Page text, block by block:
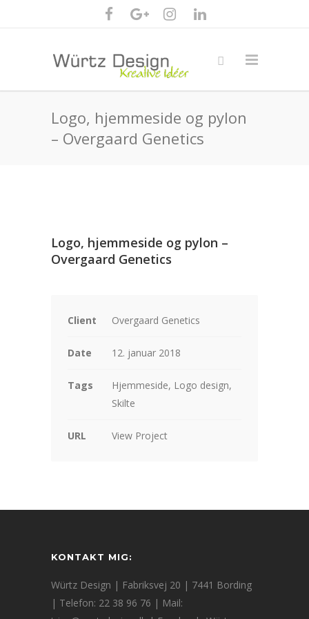
Logo, hjemmeside og pylon
– Overgaard Genetics
Logo, hjemmeside og pylon –
Overgaard Genetics
Client Overgaard Genetics
Date 12. januar 2018
Tags
Hjemmeside, Logo design,
Skilte
URL View Project
KONTAKT MIG:
Würtz Design | Fabriksvej 20 | 7441 Bording
| Telefon: 22 38 96 76 | Mail: